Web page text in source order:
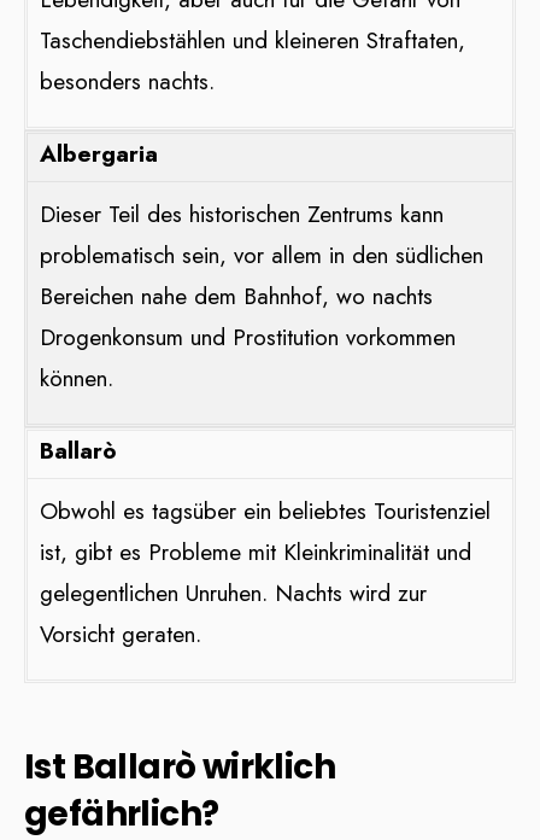
Taschendiebstählen und kleineren Straftaten,
besonders nachts​​.
Albergaria
Dieser Teil des historischen Zentrums kann
problematisch sein, vor allem in den südlichen
Bereichen nahe dem Bahnhof, wo nachts
Drogenkonsum und Prostitution vorkommen
können​​.
Ballarò
Obwohl es tagsüber ein beliebtes Touristenziel
ist, gibt es Probleme mit Kleinkriminalität und
gelegentlichen Unruhen. Nachts wird zur
Vorsicht geraten​​.
Ist Ballarò wirklich
gefährlich?